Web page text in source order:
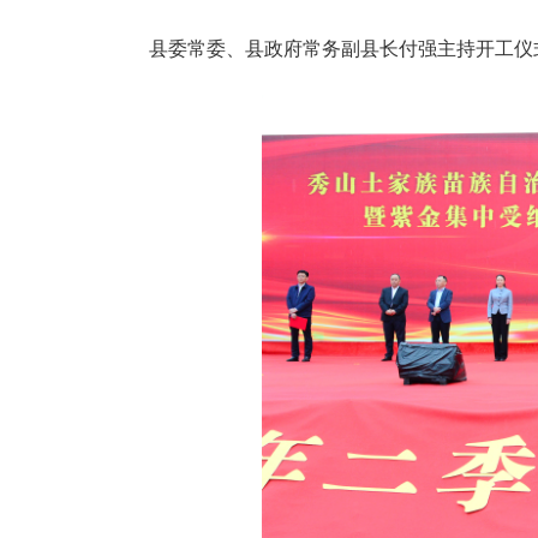
县委常委、县政府常务副县长付强主持开工仪